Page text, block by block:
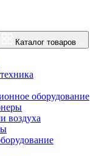
Каталог товаров
оборудование
воздуха